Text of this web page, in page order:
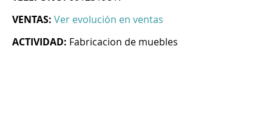
VENTAS: Ver evolución en ventas
ACTIVIDAD: Fabricacion de muebles